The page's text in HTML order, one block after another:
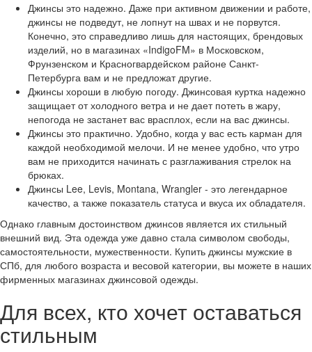
Джинсы это надежно. Даже при активном движении и работе,
джинсы не подведут, не лопнут на швах и не порвутся.
Конечно, это справедливо лишь для настоящих, брендовых
изделий, но в магазинах «IndigoFM» в Московском,
Фрунзенском и Красногвардейском районе Санкт-
Петербурга вам и не предложат другие.
Джинсы хороши в любую погоду. Джинсовая куртка надежно
защищает от холодного ветра и не дает потеть в жару,
непогода не застанет вас врасплох, если на вас джинсы.
Джинсы это практично. Удобно, когда у вас есть карман для
каждой необходимой мелочи. И не менее удобно, что утро
вам не приходится начинать с разглаживания стрелок на
брюках.
Джинсы Lee, Levis, Montana, Wrangler - это легендарное
качество, а также показатель статуса и вкуса их обладателя.
Однако главным достоинством джинсов является их стильный
внешний вид. Эта одежда уже давно стала символом свободы,
самостоятельности, мужественности. Купить джинсы мужские в
СПб, для любого возраста и весовой категории, вы можете в наших
фирменных магазинах джинсовой одежды.
Для всех, кто хочет оставаться
стильным